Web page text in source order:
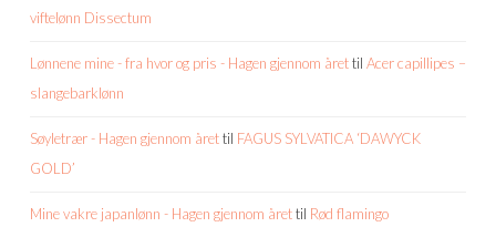
viftelønn Dissectum
Lønnene mine - fra hvor og pris - Hagen gjennom årettil Acer capillipes –
slangebarklønn
Søyletrær - Hagen gjennom årettil FAGUS SYLVATICA ‘DAWYCK
GOLD’
Mine vakre japanlønn - Hagen gjennom årettil Rød flamingo